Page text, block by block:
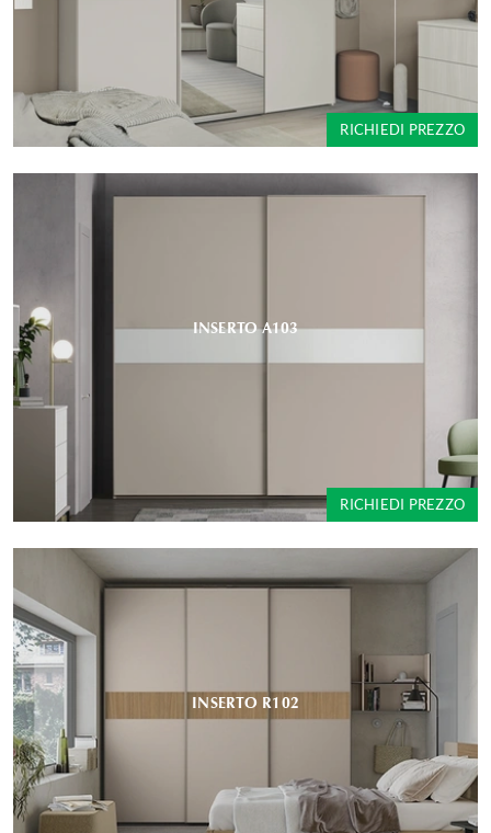
RICHIEDI PREZZO
INSERTO A103
RICHIEDI PREZZO
INSERTO R102